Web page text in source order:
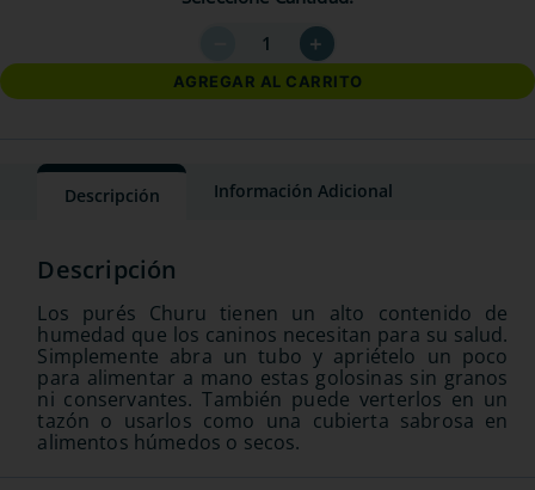
＋
AGREGAR AL CARRITO
Descripción Información Adicional
Los purés Churu tienen un alto contenido de
humedad que los caninos necesitan para su salud.
Simplemente abra un tubo y apriételo un poco
para alimentar a mano estas golosinas sin granos
ni conservantes. También puede verterlos en un
tazón o usarlos como una cubierta sabrosa en
alimentos húmedos o secos.